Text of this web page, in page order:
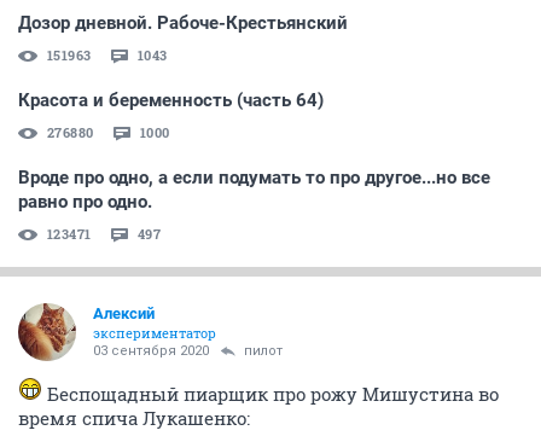
Дозор дневной. Рабоче-Крестьянский
151963 1043
Красота и беременность (часть 64)
276880 1000
Вроде про одно, а если подумать то про другое...но все
равно про одно.
123471 497
Алексий
экспериментатор
03 сентября 2020 пилот
Беспощадный пиарщик про рожу Мишустина во
время спича Лукашенко: